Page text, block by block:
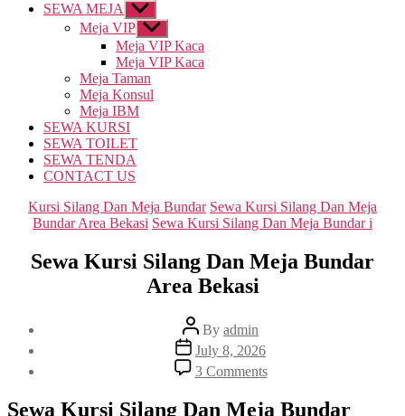
SEWA MEJA
Show
sub
menu
Meja VIP Show
sub
menu
Meja VIP Kaca
Meja VIP Kaca
Meja Taman
Meja Konsul
Meja IBM
SEWA KURSI
SEWA TOILET
SEWA TENDA
CONTACT US
Categories
Kursi Silang Dan Meja Bundar Sewa Kursi Silang Dan Meja
Bundar Area Bekasi Sewa Kursi Silang Dan Meja Bundar i
Sewa Kursi Silang Dan Meja Bundar
Area Bekasi
Post
author
By admin
Post
date
July 8, 2026
3 Commentson
Sewa
Sewa Kursi Silang Dan Meja Bundar